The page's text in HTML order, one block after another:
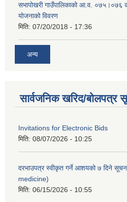
सभापोखरी गाउँपालिकाको आ.व. ०७५।०७६
योजनाको विवरण
मिति: 07/20/2018 - 17:36
अन्य
सार्वजनिक खरिद/बोलपत्र
Invitations for Electronic Bids
मिति: 08/07/2026 - 10:25
दरभाउपत्र स्वीकृत गर्ने आशयको ७ दिने
medicine)
मिति: 06/15/2026 - 10:55